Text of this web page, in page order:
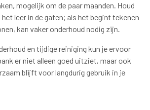
mogelijk om de paar maanden. Houd
leer in de gaten; als het begint tekenen
kan vaker onderhoud nodig zijn.
en tijdige reiniging kun je ervoor
er niet alleen goed uitziet, maar ook
blijft voor langdurig gebruik in je